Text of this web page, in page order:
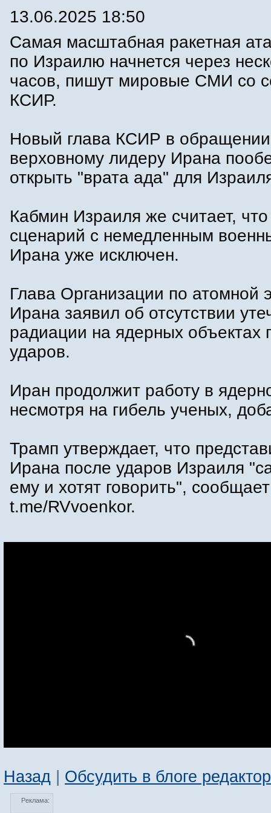
13.06.2025 18:50
Самая масштабная ракетная
по Израилю начнется через
часов, пишут мировые СМИ со
КСИР.
Новый глава КСИР в
верховному лидеру Ирана
открыть "врата ада" для
Кабмин Израиля же считает,
сценарий с немедленным
Ирана уже исключен.
Глава Организации по атомной
Ирана заявил об отсутствии
радиации на ядерных объектах
ударов.
Иран продолжит работу в
несмотря на гибель ученых,
Трамп утверждает, что
Ирана после ударов Израиля
ему и хотят говорить", сообщает
t.me/RVvoenkor.
Назад | Обсудить в блоге
Реклама: